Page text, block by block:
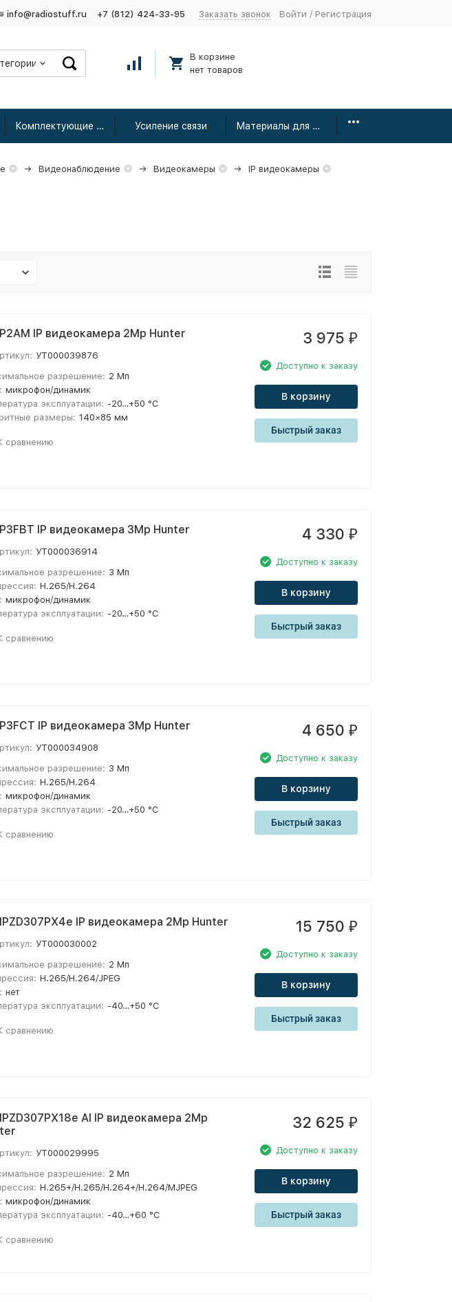
info@radiostuff.ru +7 (812) 424-33-95 Заказать звонок Войти / Регистрация
В корзине
нет товаров
Комплектующие для усиления Усиление связи Материалы для монтажа
Видеонаблюдение Видеокамеры
IP видеокамеры
IP видеокамера 2Mp Hunter
УТ000039876
разрешение: 2 Мп
микрофон/динамик
эксплуатации: -20…+50 °С
размеры: 140×85 мм
сравнению
3 975 ₽
Доступно к заказу
В корзину
Быстрый заказ
IP видеокамера 3Mp Hunter
УТ000036914
разрешение: 3 Мп
H.265/H.264
микрофон/динамик
эксплуатации: -20…+50 °С
сравнению
4 330 ₽
Доступно к заказу
В корзину
Быстрый заказ
IP видеокамера 3Mp Hunter
УТ000034908
разрешение: 3 Мп
H.265/H.264
микрофон/динамик
эксплуатации: -20…+50 °С
сравнению
4 650 ₽
Доступно к заказу
В корзину
Быстрый заказ
IP видеокамера 2Mp Hunter
УТ000030002
разрешение: 2 Мп
H.265/H.264/JPEG
нет
эксплуатации: -40…+50 °С
сравнению
15 750 ₽
Доступно к заказу
В корзину
Быстрый заказ
AI IP видеокамера 2Mp
УТ000029995
разрешение: 2 Мп
H.265+/H.265/H.264+/H.264/MJPEG
микрофон/динамик
эксплуатации: -40…+60 °С
сравнению
32 625 ₽
Доступно к заказу
В корзину
Быстрый заказ